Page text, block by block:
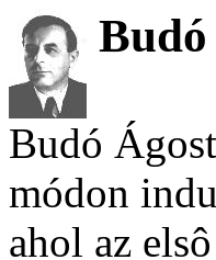
Budó
módon
ahol az